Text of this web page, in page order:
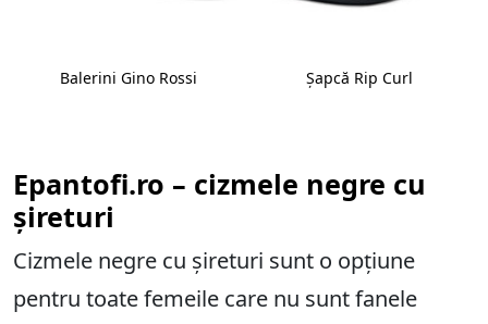
Balerini Gino Rossi Șapcă Rip Curl
Epantofi.ro – cizmele negre cu
șireturi
Cizmele negre cu șireturi sunt o opțiune
pentru toate femeile care nu sunt fanele